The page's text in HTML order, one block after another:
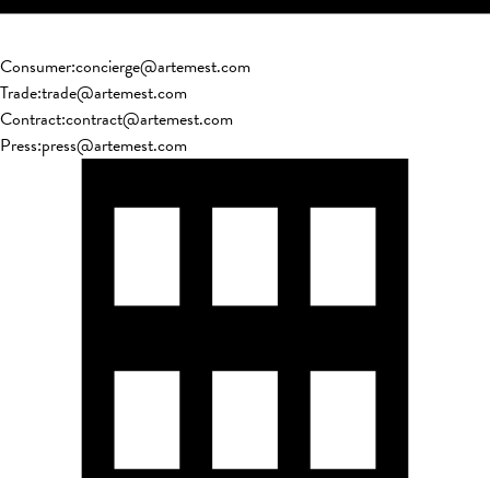
Consumer:concierge@artemest.com
Trade:trade@artemest.com
Contract:contract@artemest.com
Press:press@artemest.com